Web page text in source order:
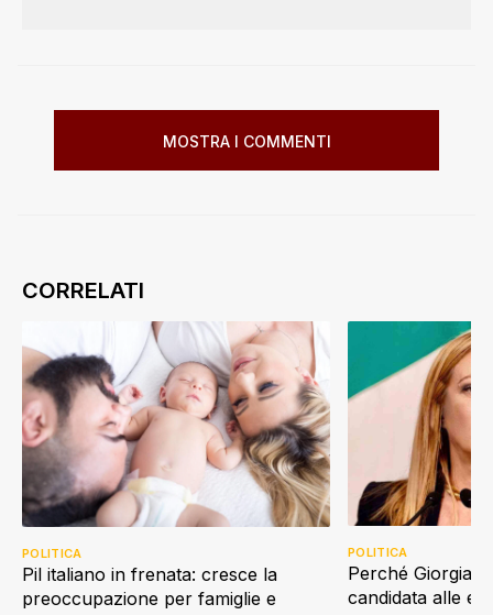
MOSTRA I COMMENTI
Pil italiano in frenata: cresce la
preoccupazione per famiglie e
POLITICA
Perché Giorgia
candidata alle
POLITICA